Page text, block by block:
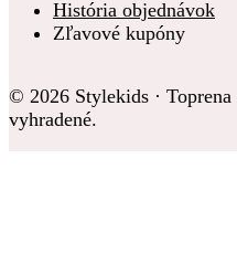
História objednávok
Zľavové kupóny
© 2026 Stylekids ·
vyhradené.